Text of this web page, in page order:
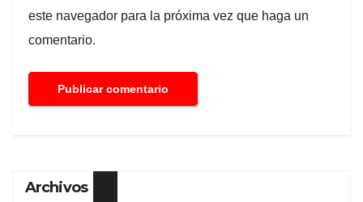
este navegador para la próxima vez que haga un
comentario.
Archivos